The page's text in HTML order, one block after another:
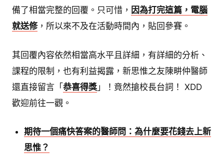
備了相當完整的回覆。只可惜， 因為打完這篇，電腦
就送修，所以來不及在活動時間內，貼回參賽。
其回覆內容依然相當高水平且詳細，有詳細的分析、
課程的限制，也有利益揭露，新思惟之友陳畊仲醫師
還直接留言「恭喜得獎 」！竟然搶校長台詞！ XDD
歡迎前往一觀。
期待一個痛快答案的醫師問：為什麼要花錢去上新
思惟？